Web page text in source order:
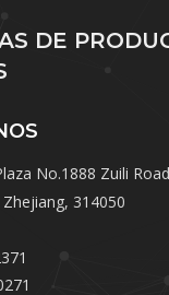
DE
No.1888 Zuili
314050